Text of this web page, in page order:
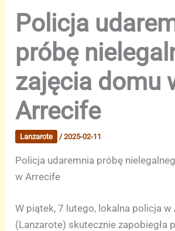
Policja
próbę
zajęcia domu
Arrecife
Lanzarote /2025-02-11
Policja udaremnia próbę
w Arrecife
W piątek, 7 lutego, lokalna policja w
(Lanzarote) skutecznie zapobiegła